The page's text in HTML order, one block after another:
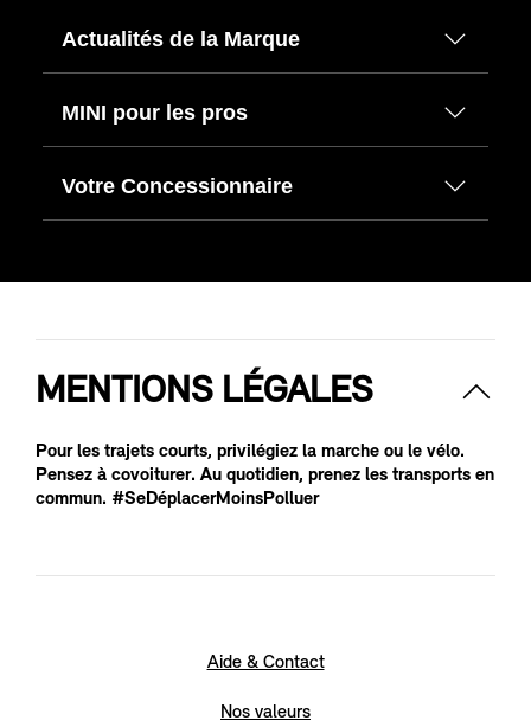
Actualités de la Marque
MINI pour les pros
Votre Concessionnaire
MENTIONS LÉGALES
Pour les trajets courts, privilégiez la marche ou le vélo.
Pensez à covoiturer. Au quotidien, prenez les transports en
commun. #SeDéplacerMoinsPolluer
Aide & Contact
Nos valeurs